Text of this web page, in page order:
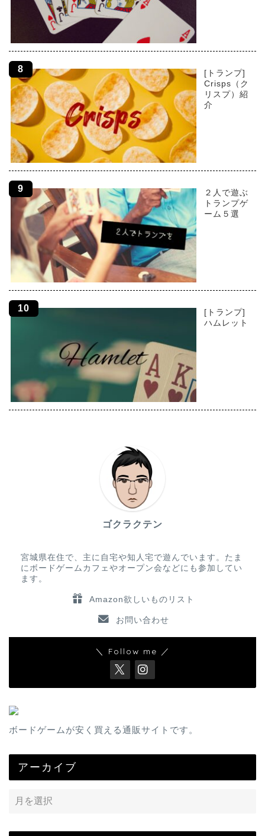
[トランプ]
Crisps（ク
リスプ）紹
介
２人で遊ぶ
トランプゲ
ーム５選
[トランプ]
ハムレット
ゴクラクテン
宮城県在住で、主に自宅や知人宅で遊んでいます。たま
にボードゲームカフェやオープン会などにも参加してい
ます。
Amazon欲しいものリスト
お問い合わせ
＼ Follow me ／
ボードゲームが安く買える通販サイトです。
アーカイブ